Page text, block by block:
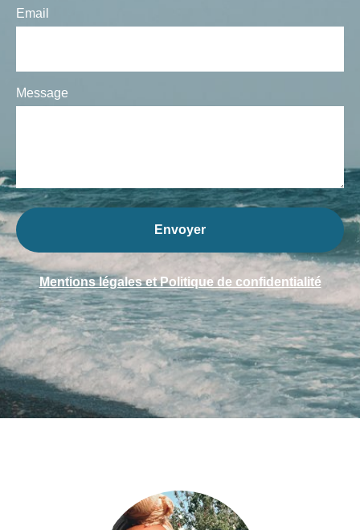
Email
Message
Envoyer
Mentions légales et Politique de confidentialité